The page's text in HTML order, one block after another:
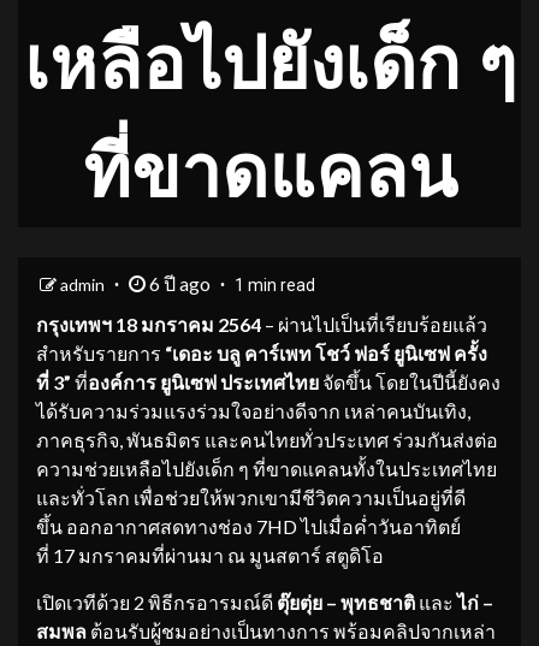
เหลือไปยังเด็ก ๆ
ที่ขาดแคลน
admin 6 ปี ago 1 min read
กรุงเทพฯ 1 8 มกราคม 2564 – ผ่านไปเป็นที่เรียบร้อยแล้ว
สำหรับรายการ “เดอะ บลู คาร์เพท โชว์ ฟอร์ ยูนิเซฟ ครั้ง
ที่ 3” ที่องค์การ ยูนิเซฟ ประเทศไทย จัดขึ้น โดยในปีนี้ยังคง
ได้รับความร่วมแรงร่วมใจอย่างดีจาก เหล่าคนบันเทิง,
ภาคธุรกิจ, พันธมิตร และคนไทยทั่วประเทศ ร่วมกันส่งต่อ
ความช่วยเหลือไปยังเด็ก ๆ ที่ขาดแคลนทั้งในประเทศไทย
และทั่วโลก เพื่อช่วยให้พวกเขามีชีวิตความเป็นอยู่ที่ดี
ขึ้น ออกอากาศสดทางช่อง 7HD ไปเมื่อค่ำวันอาทิตย์
ที่ 17 มกราคมที่ผ่านมา ณ มูนสตาร์ สตูดิโอ
​เปิดเวทีด้วย 2 พิธีกรอารมณ์ดี ตุ๊ยตุ่ย – พุทธชาติ และไก่ –
สมพล ต้อนรับผู้ชมอย่างเป็นทางการ พร้อมคลิปจากเหล่า